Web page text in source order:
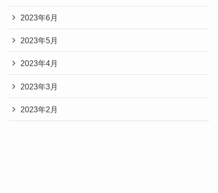
2023年6月
2023年5月
2023年4月
2023年3月
2023年2月